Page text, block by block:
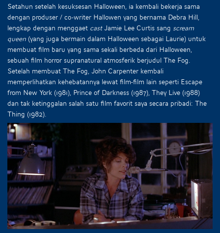
Setahun setelah kesuksesan Halloween, ia kembali bekerja sama
dengan produser / co-writer Hallowen yang bernama Debra Hill,
lengkap dengan menggaet castJamie Lee Curtis sang scream
queen (yang juga bermain dalam Halloween sebagai Laurie) untuk
membuat film baru yang sama sekali berbeda dari Halloween,
sebuah film horror supranatural atmosferik berjudul The Fog.
Setelah membuat The Fog, John Carpenter kembali
memperlihatkan kehebatannya lewat film-film lain seperti Escape
from New York (1981), Prince of Darkness (1987), They Live (1988)
dan tak ketinggalan salah satu film favorit saya secara pribadi: The
Thing (1982).